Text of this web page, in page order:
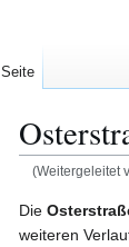
(Weitergeleitet
Zur
Navigation
Zur
Suche
Die
weiteren
Seite